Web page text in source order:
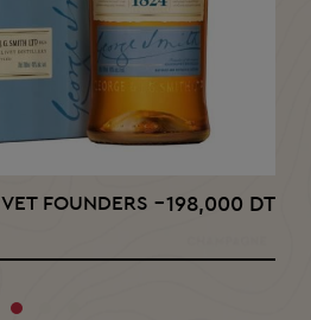
AU PANIER
FOUNDERS -198,000 DT